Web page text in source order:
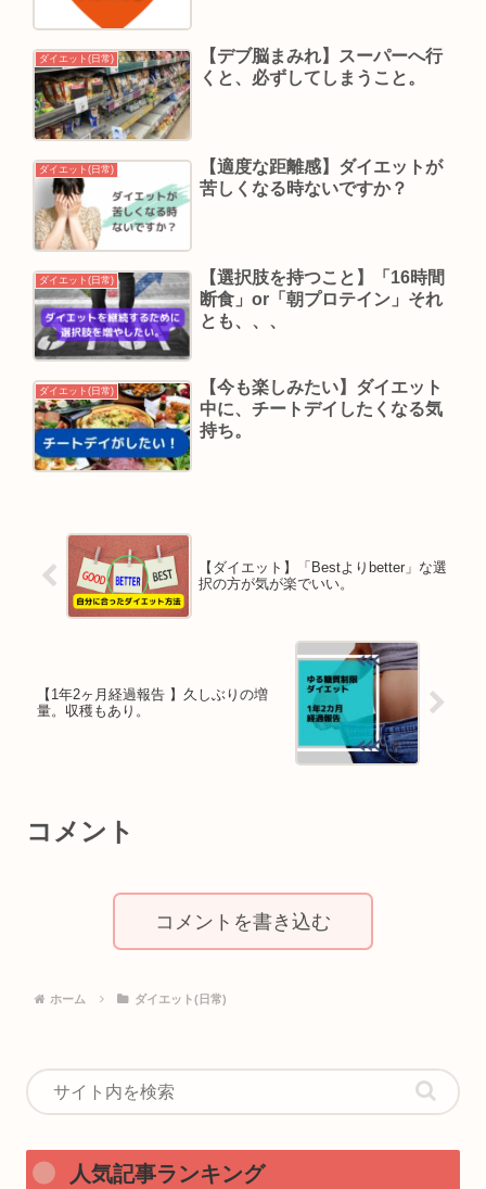
ダイエット(日常)
【デブ脳まみれ】スーパーへ行
くと、必ずしてしまうこと。
ダイエット(日常)
【適度な距離感】ダイエットが
苦しくなる時ないですか？
ダイエット(日常)
【選択肢を持つこと】「16時間
断食」or「朝プロテイン」それ
とも、、、
ダイエット(日常)
【今も楽しみたい】ダイエット
中に、チートデイしたくなる気
持ち。
【ダイエット】「Bestよりbetter」な選
択の方が気が楽でいい。
【1年2ヶ月経過報告 】久しぶりの増
量。収穫もあり。
コメント
コメントを書き込む
ホーム ダイエット(日常)
人気記事ランキング